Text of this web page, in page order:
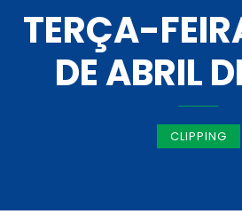
TERÇA-
DE ABRIL
CLIPPING